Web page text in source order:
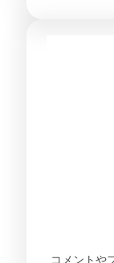
コメントや